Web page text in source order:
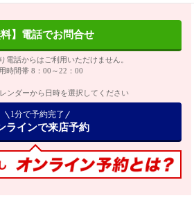
料】電話でお問合せ
電話からはご利用いただけません。
時間帯 8：00～22：00
ンダーから日時を選択してください
1分で予約完了
ラインで来店予約